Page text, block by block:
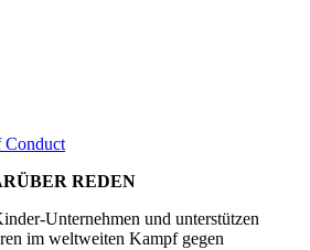
REDEN
Unternehmen und unterstützen
im weltweiten Kampf gegen